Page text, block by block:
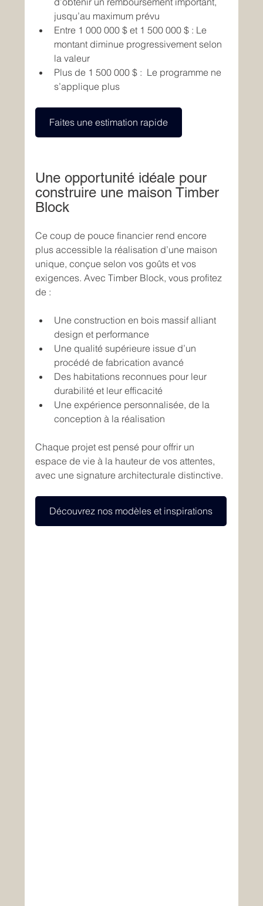
jusqu’au maximum prévu
Entre 1 000 000 $ et 1 500 000 $ : Le
montant diminue progressivement selon
la valeur
Plus de 1 500 000 $ :  Le programme ne
s’applique plus
Faites une estimation rapide
Une opportunité idéale pour
construire une maison Timber
Block
Ce coup de pouce financier rend encore
plus accessible la réalisation d’une maison
unique, conçue selon vos goûts et vos
exigences. Avec Timber Block, vous profitez
de :
Une construction en bois massif alliant
design et performance
Une qualité supérieure issue d’un
procédé de fabrication avancé
Des habitations reconnues pour leur
durabilité et leur efficacité
Une expérience personnalisée, de la
conception à la réalisation
Chaque projet est pensé pour offrir un
espace de vie à la hauteur de vos attentes,
avec une signature architecturale distinctive.
Découvrez nos modèles et inspirations